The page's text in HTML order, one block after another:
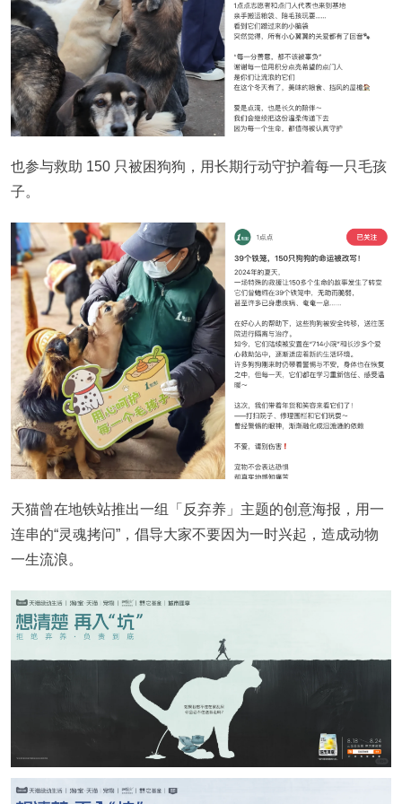
也参与救助 150 只被困狗狗，用长期行动守护着每一只毛孩
子。
天猫曾在地铁站推出一组「反弃养」主题的创意海报，用一
连串的“灵魂拷问”，倡导大家不要因为一时兴起，造成动物
一生流浪。